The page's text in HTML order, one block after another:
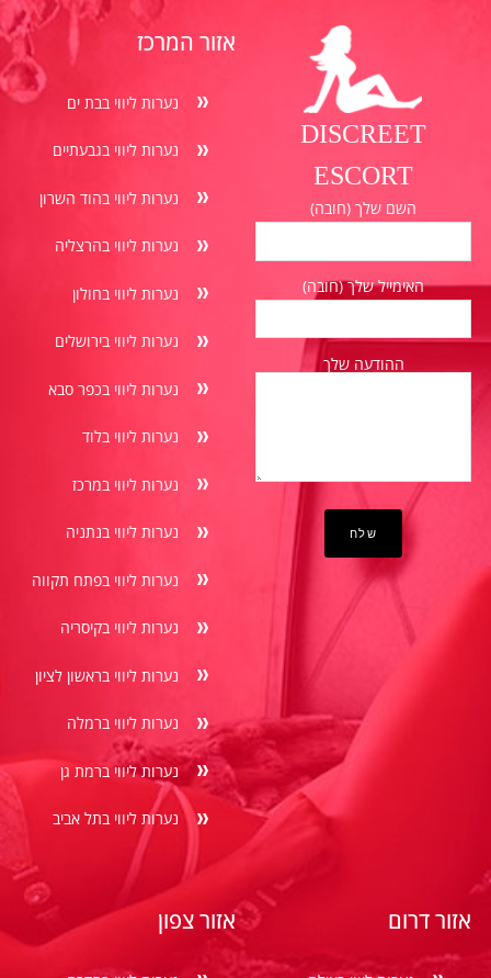
DISCREET
ESCORT
השם שלך (חובה)
האימייל שלך (חובה)
ההודעה שלך
אזור המרכז
נערות ליווי בבת ים
נערות ליווי בגבעתיים
נערות ליווי בהוד השרון
נערות ליווי בהרצליה
נערות ליווי בחולון
נערות ליווי בירושלים
נערות ליווי בכפר סבא
נערות ליווי בלוד
נערות ליווי במרכז
נערות ליווי בנתניה
נערות ליווי בפתח תקווה
נערות ליווי בקיסריה
נערות ליווי בראשון לציון
נערות ליווי ברמלה
נערות ליווי ברמת גן
נערות ליווי בתל אביב
אזור דרום אזור צפון